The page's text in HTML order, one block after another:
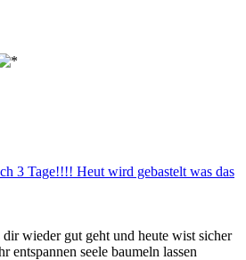
3 Tage!!!! Heut wird gebastelt was das
wieder gut geht und heute wist sicher
entspannen seele baumeln lassen